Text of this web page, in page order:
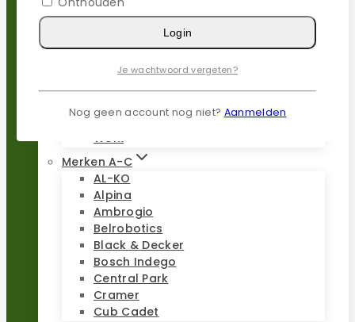
Populaire merken
Kress
Parkside
Stihl
Worx
Merken A-C
AL-KO
Alpina
Ambrogio
Belrobotics
Black & Decker
Bosch Indego
Central Park
Cramer
Cub Cadet
Login
Je wachtwoord vergeten?
Nog geen account nog niet? Aanmelden